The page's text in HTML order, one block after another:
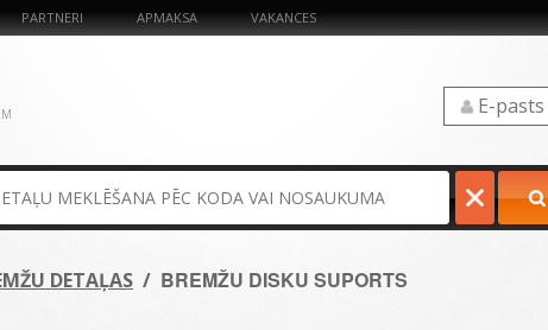
PARTNERI APMAKSA VAKANCES
DETAĻAS / BREMŽU DISKU SUPORTS